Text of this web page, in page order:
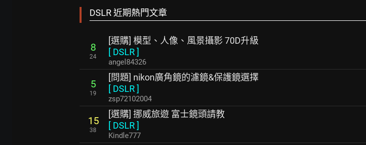
DSLR 近期熱門文章
8
24
[選購] 模型、人像、風景攝影 70D升級
[ DSLR]
angel84326
5
19
[問題] nikon廣角鏡的濾鏡&保護鏡選擇
[ DSLR]
zsp72102004
15
38
[選購] 挪威旅遊 富士鏡頭請教
[ DSLR]
Kindle777